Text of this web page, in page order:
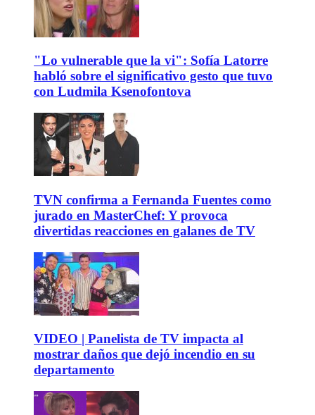
"Lo vulnerable que la vi": Sofía Latorre
habló sobre el significativo gesto que tuvo
con Ludmila Ksenofontova
TVN confirma a Fernanda Fuentes como
jurado en MasterChef: Y provoca
divertidas reacciones en galanes de TV
VIDEO | Panelista de TV impacta al
mostrar daños que dejó incendio en su
departamento